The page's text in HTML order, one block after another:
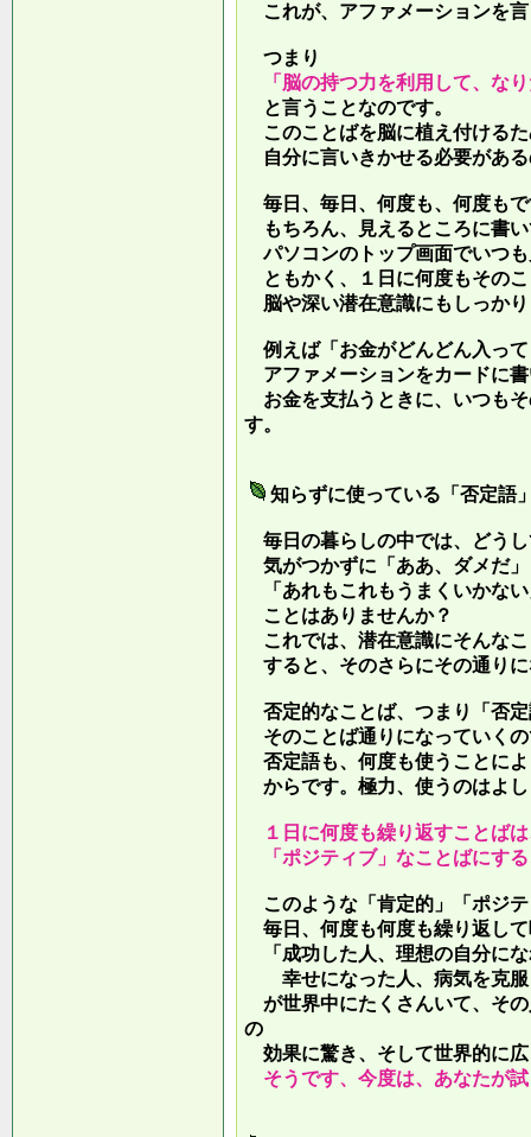
これが、アファメーションを
つまり
「脳の持つ力を利用して、な
と言うことなのです。
このことばを脳に植え付ける
自分に言いきかせる必要があ
毎日、毎日、何度も、何度も
もちろん、見えるところに書
パソコンのトップ画面でいつ
ともかく、１日に何度もその
脳や深い潜在意識にもしっか
例えば「お金がどんどん入っ
アファメーションをカードに
お金を支払うときに、いつも
す。
知らずに使っている「否定語
毎日の暮らしの中では、どう
気がつかずに「ああ、ダメだ
「あれもこれもうまくいかな
ことはありませんか？
これでは、潜在意識にそんな
すると、そのさらにその通り
否定的なことば、つまり「否
そのことば通りになっていく
否定語も、何度も使うことに
からです。極力、使うのはよ
１日に何度も繰り返すことば
「ポジティブ」なことばにす
このような「肯定的」「ポジ
毎日、何度も何度も繰り返し
「成功した人、理想の自分に
幸せになった人、病気を克服
が世界中にたくさんいて、そ
の
効果に驚き、そして世界的に
そうです、今度は、あなたが